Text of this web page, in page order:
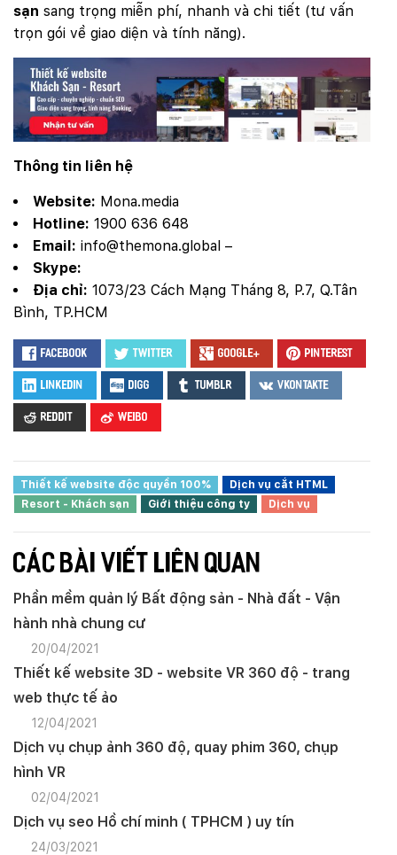
sạn sang trọng miễn phí, nhanh và chi tiết (tư vấn
trọn gói về giao diện và tính năng).
Thông tin liên hệ
Website: Mona.media
Hotline: 1900 636 648
Email: info@themona.global –
Skype:
Địa chỉ: 1073/23 Cách Mạng Tháng 8, P.7, Q.Tân
Bình, TP.HCM
Facebook Twitter Google+ Pinterest
LinkedIn Digg Tumblr VKontakte
Reddit Weibo
Thiết kế website độc quyền 100%
Dịch vụ cắt HTML
Resort - Khách sạn
Giới thiệu công ty Dịch vụ
CÁC BÀI VIẾT LIÊN QUAN
Phần mềm quản lý Bất động sản - Nhà đất - Vận
hành nhà chung cư
20/04/2021
Thiết kế website 3D - website VR 360 độ - trang
web thực tế ảo
12/04/2021
Dịch vụ chụp ảnh 360 độ, quay phim 360, chụp
hình VR
02/04/2021
Dịch vụ seo Hồ chí minh ( TPHCM ) uy tín
24/03/2021